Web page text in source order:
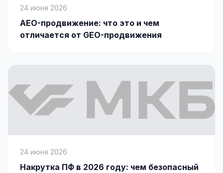
Google Analytics
BI-системы
Сквозная аналитика
GEO-продвижение в нейросетях и ИИ
24 июня 2026
AEO-продвижение: что это и чем
отличается от GEO-продвижения
24 июня 2026
Накрутка ПФ в 2026 году: чем безопасный